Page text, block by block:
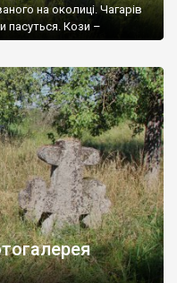
на околиці. Чагарів
пасуться. Кози –
старих кладовищ,
бо то улюблений
ціла колекція
невелике, […]